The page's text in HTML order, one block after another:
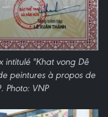
intitulé "Khat vong Dê
peintures à propos de
Photo: VNP